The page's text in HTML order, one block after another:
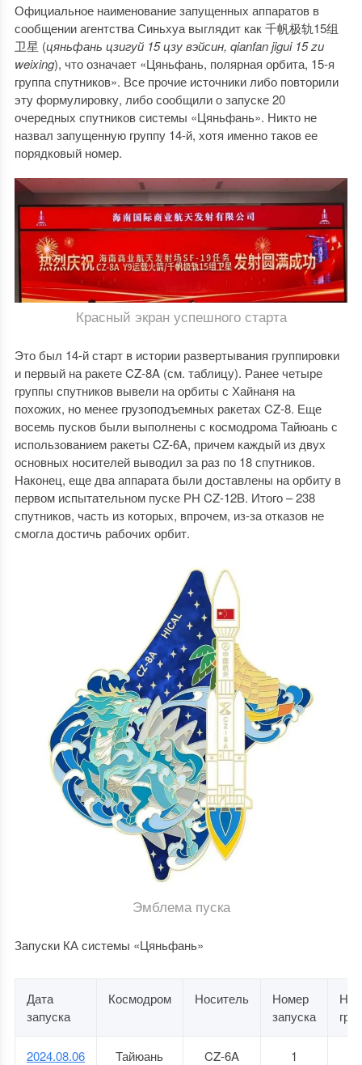
Официальное наименование запущенных аппаратов в
сообщении агентства Синьхуа выглядит как 千帆极轨15组
卫星 (цяньфань цзигуй 15 цзу вэйсин, qianfanjigui15zu
weixing), что означает «Цяньфань, полярная орбита, 15-я
группа спутников». Все прочие источники либо повторили
эту формулировку, либо сообщили о запуске 20
очередных спутников системы «Цяньфань». Никто не
назвал запущенную группу 14-й, хотя именно таков ее
порядковый номер.
Красный экран успешного старта
Это был 14-й старт в истории развертывания группировки
и первый на ракете CZ-8A (см. таблицу). Ранее четыре
группы спутников вывели на орбиты с Хайнаня на
похожих, но менее грузоподъемных ракетах CZ-8. Еще
восемь пусков были выполнены с космодрома Тайюань с
использованием ракеты CZ-6A, причем каждый из двух
основных носителей выводил за раз по 18 спутников.
Наконец, еще два аппарата были доставлены на орбиту в
первом испытательном пуске РН CZ-12B. Итого – 238
спутников, часть из которых, впрочем, из-за отказов не
смогла достичь рабочих орбит.
Эмблема пуска
Запуски КА системы «Цяньфань»
Дата
запуска
Космодром Носитель
Номер
запуска
2024.08.06 Тайюань CZ-6A 1